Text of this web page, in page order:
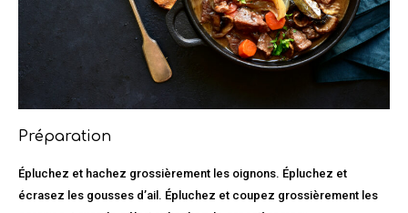
Préparation
Épluchez et hachez grossièrement les oignons. Épluchez et
écrasez les gousses d’ail. Épluchez et coupez grossièrement les